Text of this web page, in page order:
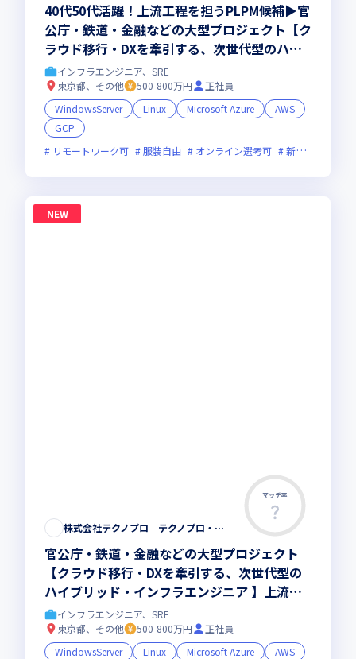
40代50代活躍！上流工程を担うPLPM候補▶︎官
公庁・鉄道・金融などの大型プロジェクト【ク
ラウド移行・DXを牽引する、次世代型のハイ
ブリッド・インフラエンジニア 】
インフラエンジニア、SRE
東京都、その他
500-800万円
正社員
WindowsServer
Linux Microsoft Azure
AWS
GCP
リモートワーク可
服装自由 オンライン選考可 新技術に積極的
NEW
マッチ率
株式会社テクノプロ テクノプロ・エンジニアリング社
官公庁・鉄道・金融などの大型プロジェクト
【クラウド移行・DXを牽引する、次世代型の
ハイブリッド・インフラエンジニア 】上流工
程やリーダーへのステップアップを応援
インフラエンジニア、SRE
東京都、その他
500-800万円
正社員
WindowsServer
Linux Microsoft Azure
AWS